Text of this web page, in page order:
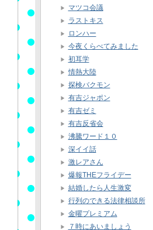
マツコ会議
ラストキス
ロンハー
今夜くらべてみました
初耳学
情熱大陸
探検バクモン
有吉ジャポン
有吉ゼミ
有吉反省会
沸騰ワード１０
深イイ話
激レアさん
爆報THEフライデー
結婚したら人生激変
行列のできる法律相談所
金曜プレミアム
７時にあいましょう